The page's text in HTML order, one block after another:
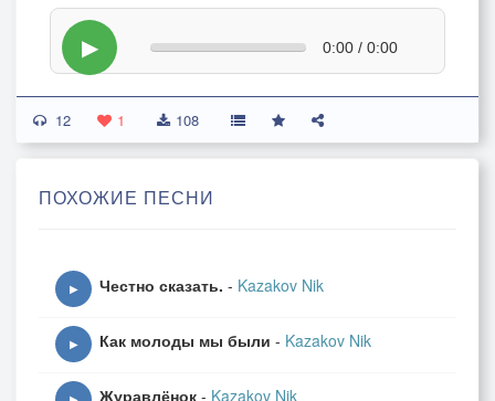
▶ 0:00 / 0:00
12 1 108
ПОХОЖИЕ ПЕСНИ
▶ Честно сказать. - Kazakov Nik
▶ Как молоды мы были - Kazakov Nik
Журавлёнок - Kazakov Nik